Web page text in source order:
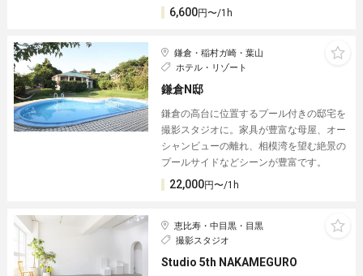
6,600円〜/1h
鎌倉・稲村ガ崎・葉山
ホテル・リゾート
鎌倉N邸
鎌倉の高台に位置するプール付きの邸宅を
撮影スタジオに。家具が豊富な母屋、オー
シャンビューの離れ、相模湾を望む絶景の
プールサイドなどシーンが豊富です。
22,000円〜/1h
恵比寿・中目黒・目黒
撮影スタジオ
Studio 5th NAKAMEGURO